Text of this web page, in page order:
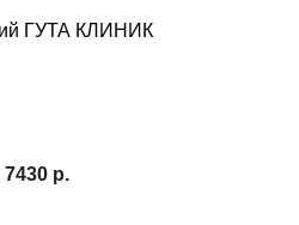
7430 р.